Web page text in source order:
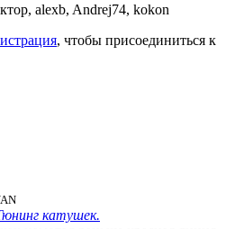
, alexb, Andrej74, kokon
, чтобы присоединиться к
катушек.